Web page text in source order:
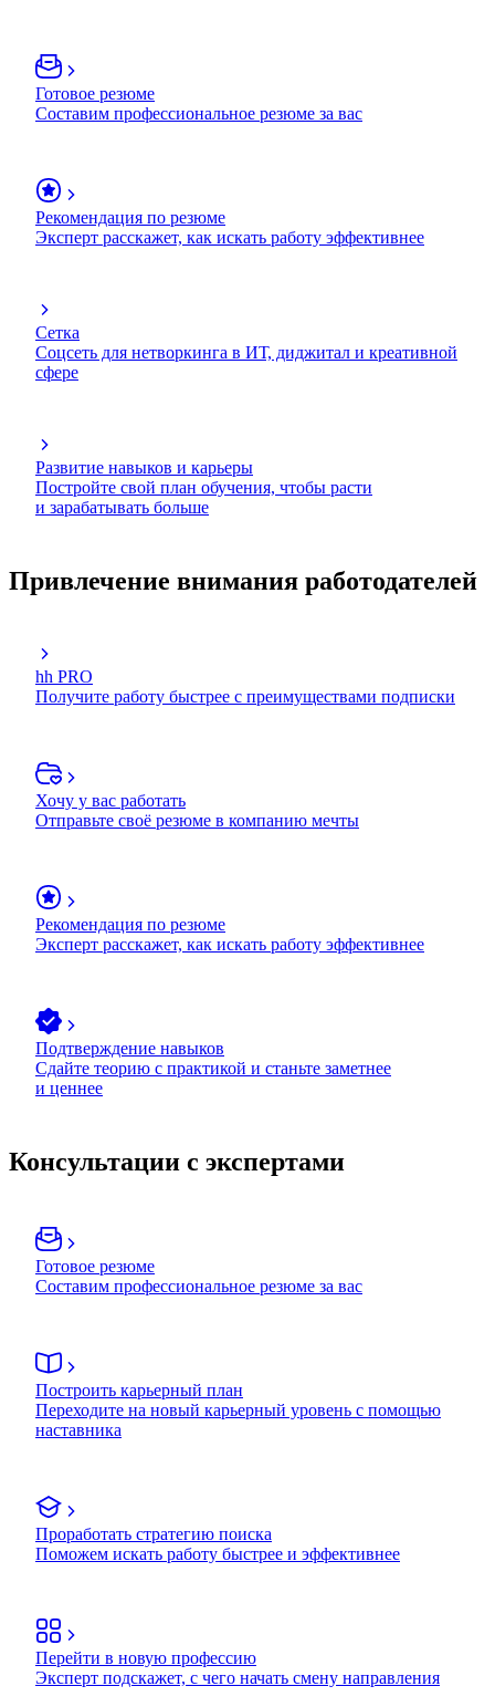
Готовое резюме
Составим профессиональное резюме за вас
Рекомендация по резюме
Эксперт расскажет, как искать работу эффективнее
Сетка
Соцсеть для нетворкинга в ИТ, диджитал и креативной
сфере
Развитие навыков и карьеры
Постройте свой план обучения, чтобы расти
и зарабатывать больше
Привлечение внимания работодателей
hh PRO
Получите работу быстрее с преимуществами подписки
Хочу у вас работать
Отправьте своё резюме в компанию мечты
Рекомендация по резюме
Эксперт расскажет, как искать работу эффективнее
Подтверждение навыков
Сдайте теорию с практикой и станьте заметнее
и ценнее
Консультации с экспертами
Готовое резюме
Составим профессиональное резюме за вас
Построить карьерный план
Переходите на новый карьерный уровень с помощью
наставника
Проработать стратегию поиска
Поможем искать работу быстрее и эффективнее
Перейти в новую профессию
Эксперт подскажет, с чего начать смену направления